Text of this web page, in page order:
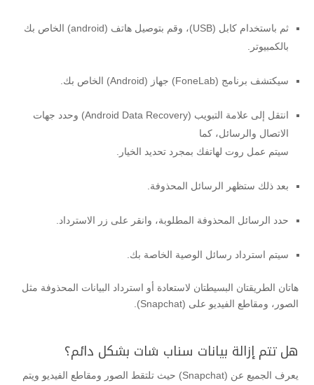
ثم باستخدام كابل (USB)، وقم بتوصيل هاتف (android) الخاص بك
بالكمبيوتر.
سيكتشف برنامج (FoneLab) جهاز (Android) الخاص بك.
انتقل إلى علامة التبويب (Android Data Recovery) وحدد جهات
الاتصال والرسائل، كما
سيتم عمل روت لهاتفك بمجرد تحديد الخيار.
بعد ذلك ستظهر الرسائل المحذوفة.
حدد الرسائل المحذوفة المطلوبة، وانقر على زر الاسترداد.
سيتم استرداد رسائل الوصية الخاصة بك.
هاتان الطريقتان البسيطتان لاستعادة أو استرداد البيانات المحذوفة مثل
الصور، ومقاطع الفيديو على (Snapchat).
هل تتم إزالة بيانات سناب شات بشكل دائم؟
يعرف الجميع عن (Snapchat) حيث تلتقط الصور ومقاطع الفيديو ويتم